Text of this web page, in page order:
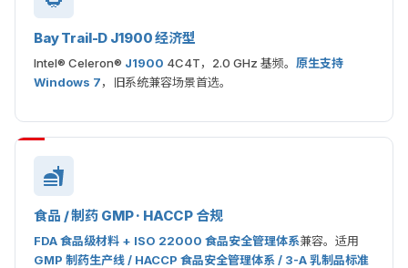
Bay Trail-D J1900 经济型
Intel® Celeron® J1900 4C4T，2.0 GHz 基频。 原生支持
Windows 7，旧系统兼容场景首选。
食品 / 制药 GMP · HACCP 合规
FDA 食品级材料 + ISO 22000 食品安全管理体系兼容。适用
GMP 制药生产线 / HACCP 食品安全管理体系 / 3-A 乳制品标准